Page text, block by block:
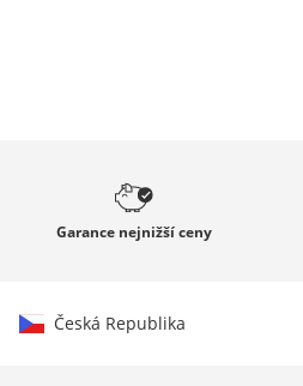
Garance nejnižší ceny
Česká Republika